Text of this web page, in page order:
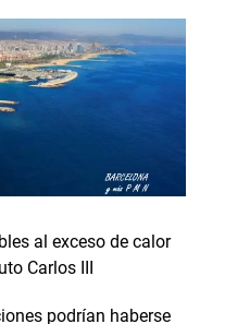
al exceso de calor
Carlos III
podrían haberse